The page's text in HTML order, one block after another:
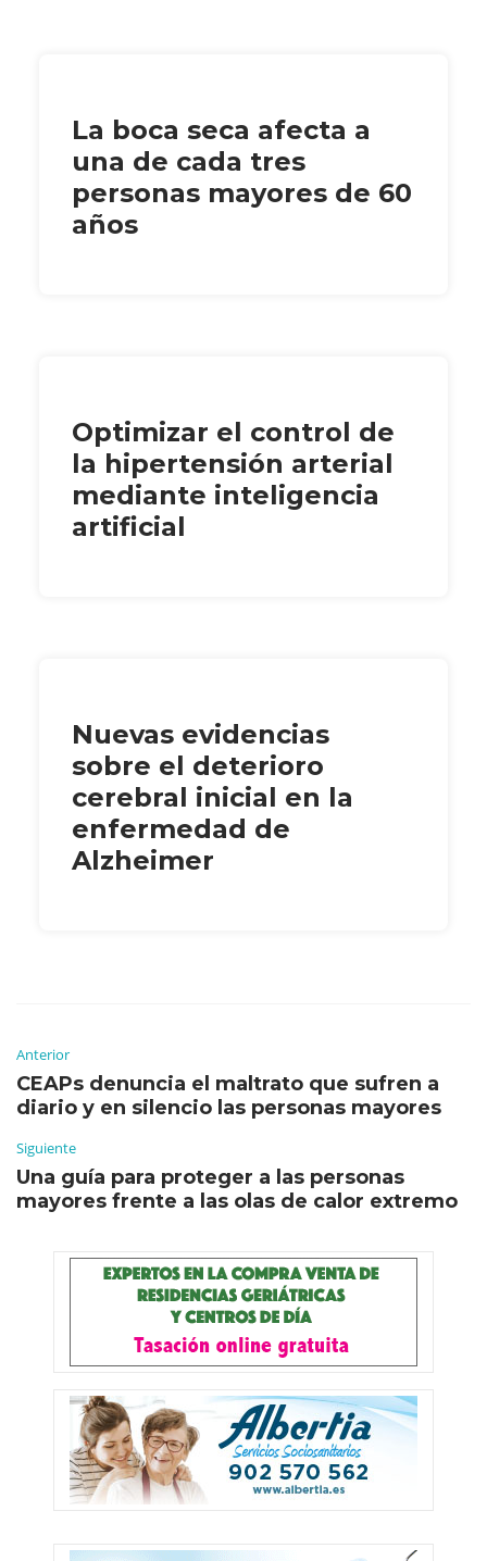
La boca seca afecta a
una de cada tres
personas mayores de 60
años
Optimizar el control de
la hipertensión arterial
mediante inteligencia
artificial
Nuevas evidencias
sobre el deterioro
cerebral inicial en la
enfermedad de
Alzheimer
Anterior
CEAPs denuncia el maltrato que sufren a
diario y en silencio las personas mayores
Siguiente
Una guía para proteger a las personas
mayores frente a las olas de calor extremo